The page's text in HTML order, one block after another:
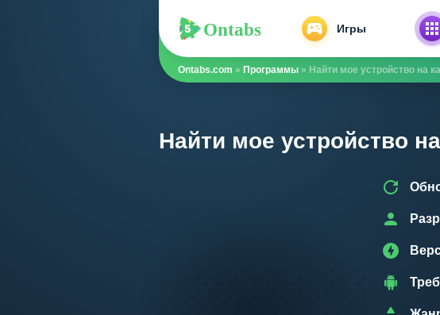
Ontabs Игры
Ontabs.com » Программы » Найти мое устройство на
Найти мое устройство